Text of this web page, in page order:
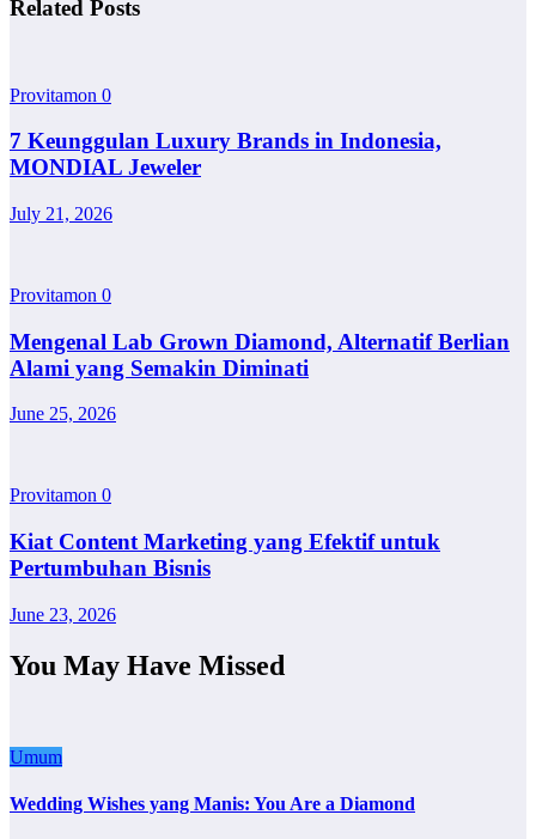
Related Posts
Provitamon 0
7 Keunggulan Luxury Brands in Indonesia,
MONDIAL Jeweler
July 21, 2026
Provitamon 0
Mengenal Lab Grown Diamond, Alternatif Berlian
Alami yang Semakin Diminati
June 25, 2026
Provitamon 0
Kiat Content Marketing yang Efektif untuk
Pertumbuhan Bisnis
June 23, 2026
You May Have Missed
Umum
Wedding Wishes yang Manis: You Are a Diamond